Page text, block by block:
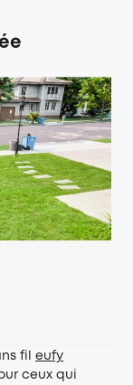
fil eufy
ceux qui